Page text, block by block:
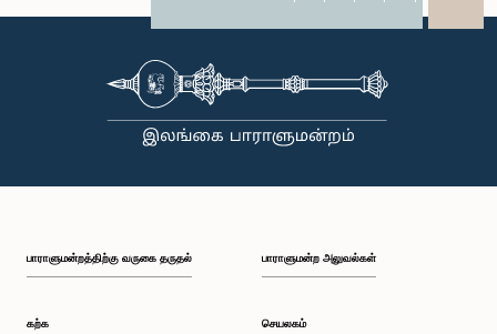
பாராளுமன்றத்திற்கு வருகை தருதல்
கற்க
பாராளுமன்ற அலுவல்கள்
செயலகம்